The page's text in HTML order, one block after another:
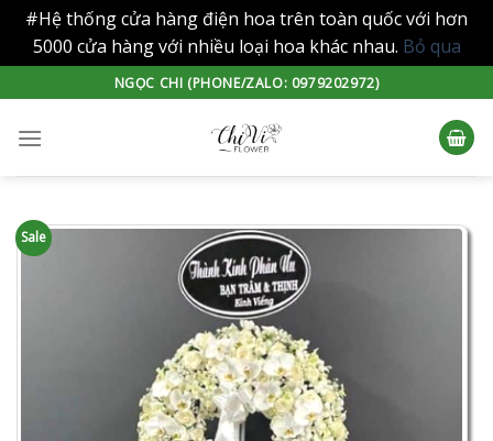
#Hệ thống cửa hàng điện hoa trên toàn quốc với hơn
5000 cửa hàng với nhiều loại hoa khác nhau. Bỏ qua
to
content
NGỌC CHI (PHONE/ZALO: 0979202972)
Sale